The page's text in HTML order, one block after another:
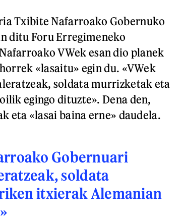
Txibite Nafarroako Gobernuko
ditu Foru Erregimeneko
VWek esan dio planek
«lasaitu» egin du. «VWek
soldata murrizketak eta
egingo dituzte». Dena den,
eta «lasai baina erne» daudela.
Gobernuari
soldata
itxierak Alemanian